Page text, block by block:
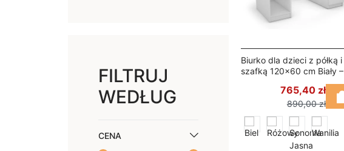
FILTRUJ
WEDŁUG
CENA
Biurko dla dzieci z półką i
szafką 120×60 cm Biały –
765,40 zł
890,00 zł